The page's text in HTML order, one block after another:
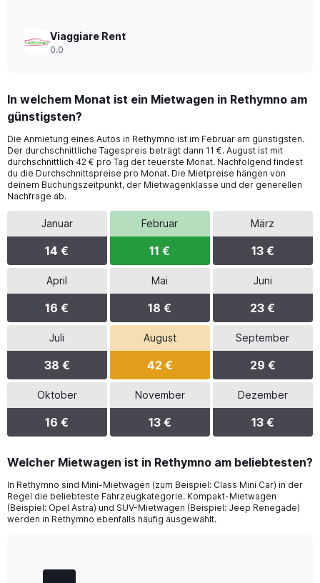
Viaggiare Rent
0.0
In welchem Monat ist ein Mietwagen in Rethymno am
günstigsten?
Die Anmietung eines Autos in Rethymno ist im Februar am günstigsten.
Der durchschnittliche Tagespreis beträgt dann 11 €. August ist mit
durchschnittlich 42 € pro Tag der teuerste Monat. Nachfolgend findest
du die Durchschnittspreise pro Monat. Die Mietpreise hängen von
deinem Buchungszeitpunkt, der Mietwagenklasse und der generellen
Nachfrage ab.
Januar
14 €
Februar
11 €
März
13 €
April
16 €
Mai
18 €
Juni
23 €
Juli
38 €
August
42 €
September
29 €
Oktober
16 €
November
13 €
Dezember
13 €
Welcher Mietwagen ist in Rethymno am beliebtesten?
In Rethymno sind Mini-Mietwagen (zum Beispiel: Class Mini Car) in der
Regel die beliebteste Fahrzeugkategorie. Kompakt-Mietwagen
(Beispiel: Opel Astra) und SUV-Mietwagen (Beispiel: Jeep Renegade)
werden in Rethymno ebenfalls häufig ausgewählt.
chart
graphic.